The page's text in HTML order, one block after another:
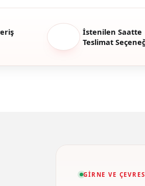
İstenilen Saatte
Teslimat
GIRNE VE